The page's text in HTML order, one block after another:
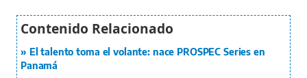
El talento toma el volante: nace PROSPEC Series en
Panamá